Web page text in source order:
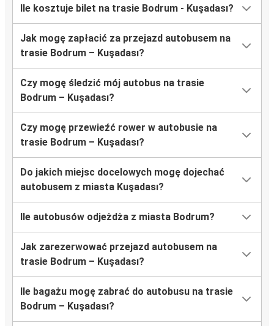
Ile kosztuje bilet na trasie Bodrum - Kuşadası?
Jak mogę zapłacić za przejazd autobusem na
trasie Bodrum – Kuşadası?
Czy mogę śledzić mój autobus na trasie
Bodrum – Kuşadası?
Czy mogę przewieźć rower w autobusie na
trasie Bodrum – Kuşadası?
Do jakich miejsc docelowych mogę dojechać
autobusem z miasta Kuşadası?
Ile autobusów odjeżdża z miasta Bodrum?
Jak zarezerwować przejazd autobusem na
trasie Bodrum – Kuşadası?
Ile bagażu mogę zabrać do autobusu na trasie
Bodrum – Kuşadası?